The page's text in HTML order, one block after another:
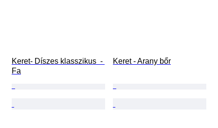
Keret- Díszes klasszikus  -
Fa
Keret - Arany bőr